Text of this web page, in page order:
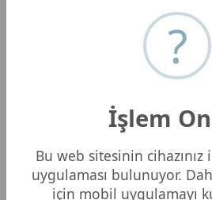
Evciler Köyü
?
İşlem
Bu web sitesinin
uygulaması bulunuyor.
için mobil uygulamayı